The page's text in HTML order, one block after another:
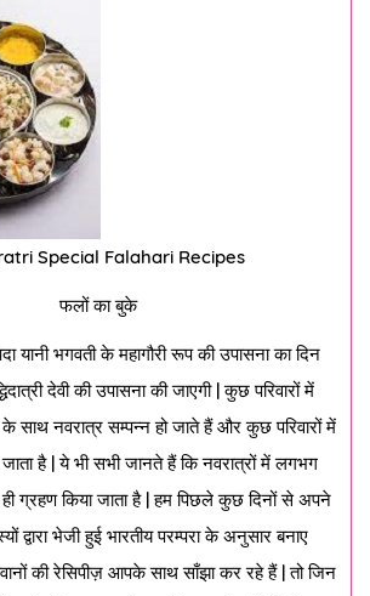
Special Falahari Recipes
फलों का बुके
भगवती के महागौरी रूप की उपासना का दिन
देवी की उपासना की जाएगी | कुछ परिवारों में
साथ नवरात्र सम्पन्न हो जाते हैं और कुछ परिवारों में
है | ये भी सभी जानते हैं कि नवरात्रों में लगभग
ग्रहण किया जाता है | हम पिछले कुछ दिनों से अपने
भेजी हुई भारतीय परम्परा के अनुसार बनाए
की रेसिपीज़ आपके साथ साँझा कर रहे हैं | तो जिन